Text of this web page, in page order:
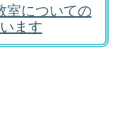
室についての
ます